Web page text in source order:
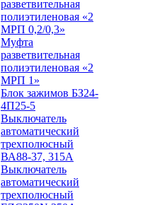
разветвительная
полиэтиленовая «2
МРП 0,2/0,3»
Муфта
разветвительная
полиэтиленовая «2
МРП 1»
Блок зажимов БЗ24-
4П25-5
Выключатель
автоматический
трехполюсный
ВА88-37, 315А
Выключатель
автоматический
трехполюсный